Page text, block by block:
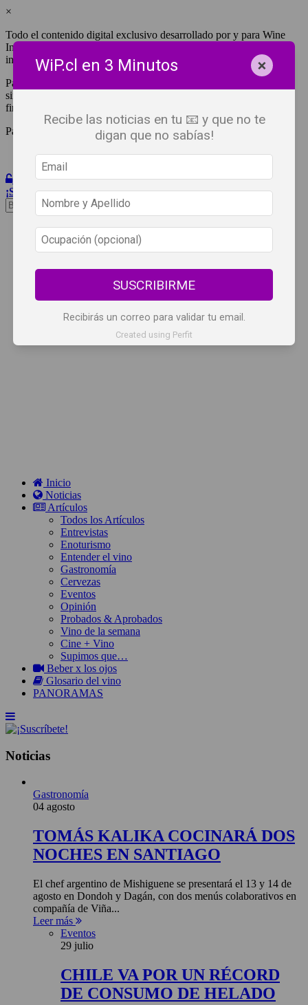
×
Todo el contenido digital exclusivo desarrollado por y para Wine
Independent Press Chile, cuenta con derechos de propiedad
intelectual.
Para tener acceso a una copia y/o impresión de cualquiera de ellos
sin fines de lucro, debes ser #SuscriptorWiP.^Para su réplica con
fines comerciales debes contactar al e-mail
Pagas una sola vez al año y disfrutas por 12 meses.
Iniciar Sesión
¡Suscribete! BeneficiosWiP
Buscar:
Síguenos
Inicio
Noticias
Artículos
Todos los Artículos
Entrevistas
Enoturismo
Entender el vino
Gastronomía
Cervezas
Eventos
Opinión
Probados & Aprobados
Vino de la semana
Cine + Vino
Supimos que…
Beber x los ojos
Glosario del vino
PANORAMAS
Noticias
Gastronomía
04 agosto
TOMÁS KALIKA COCINARÁ DOS
NOCHES EN SANTIAGO
El chef argentino de Mishiguene se presentará el 13 y 14 de
agosto en Dondoh y Dagán, con dos menús colaborativos en
compañía de Viña...
Leer más
Eventos
29 julio
CHILE VA POR UN RÉCORD
DE CONSUMO DE HELADO
WiP.cl en 3 Minutos ×
Recibe las noticias en tu 📧 y que no te
digan que no sabías!
SUSCRIBIRME
Recibirás un correo para validar tu email.
Created using Perfit